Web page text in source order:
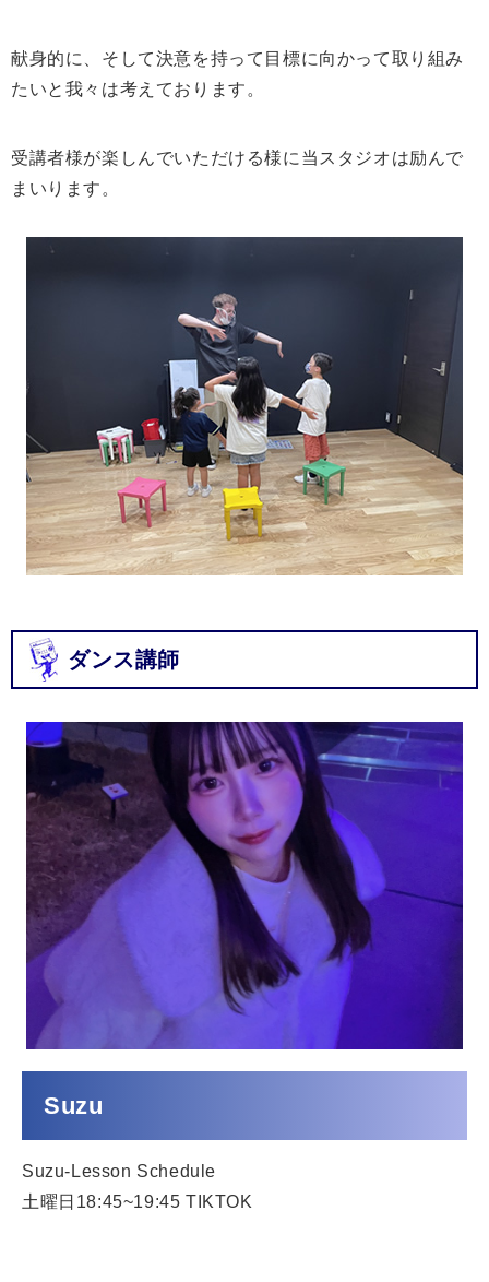
献身的に、そして決意を持って目標に向かって取り組み
たいと我々は考えております。
受講者様が楽しんでいただける様に当スタジオは励んで
まいります。
ダンス講師
Suzu
Suzu-Lesson Schedule
土曜日18:45~19:45 TIKTOK